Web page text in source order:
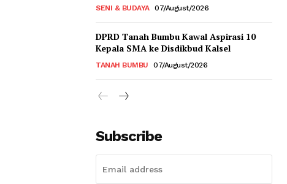
SENI & BUDAYA 07/August/2026
DPRD Tanah Bumbu Kawal Aspirasi 10
Kepala SMA ke Disdikbud Kalsel
TANAH BUMBU 07/August/2026
Subscribe